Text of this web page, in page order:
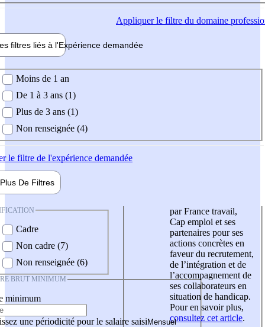
Appliquerle filtre du domaine
filtres liés à l'Expérience demandée
demandée
Moins de 1 an
De 1 à 3 ans (1)
Plus de 3 ans (1)
Non renseignée (4)
le filtre de l'expérience demandée
Plus De Filtres
Cadre
Non cadre (7)
Non renseignée (6)
BRUT MINIMUM
minimum
une périodicité pour le salaire saisi
par France travail,
Cap emploi et ses
partenaires pour ses
actions concrètes en
faveur du recrutement,
de l’intégration et de
l’accompagnement de
ses collaborateurs en
situation de handicap.
Pour en savoir plus,
consultez cet article.